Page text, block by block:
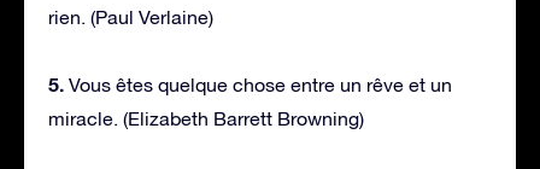
rien. (Paul Verlaine)
5. Vous êtes quelque chose entre un rêve et un
miracle. (Elizabeth Barrett Browning)